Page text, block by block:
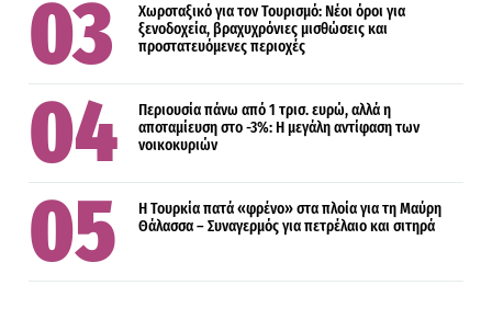
Χωροταξικό για τον Τουρισμό: Νέοι όροι για
ξενοδοχεία, βραχυχρόνιες μισθώσεις και
προστατευόμενες περιοχές
Περιουσία πάνω από 1 τρισ. ευρώ, αλλά η
αποταμίευση στο -3%: Η μεγάλη αντίφαση των
νοικοκυριών
Η Τουρκία πατά «φρένο» στα πλοία για τη Μαύρη
Θάλασσα – Συναγερμός για πετρέλαιο και σιτηρά